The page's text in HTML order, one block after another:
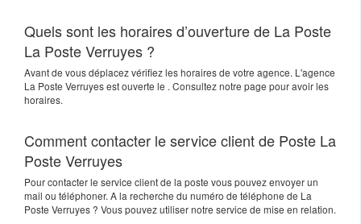
Quels sont les horaires d’ouverture de La Poste
La Poste Verruyes ?
Avant de vous déplacez vérifiez les horaires de votre agence. L'agence
La Poste Verruyes est ouverte le . Consultez notre page pour avoir les
horaires.
Comment contacter le service client de Poste La
Poste Verruyes
Pour contacter le service client de la poste vous pouvez envoyer un
mail ou téléphoner. A la recherche du numéro de téléphone de La
Poste Verruyes ? Vous pouvez utiliser notre service de mise en relation.